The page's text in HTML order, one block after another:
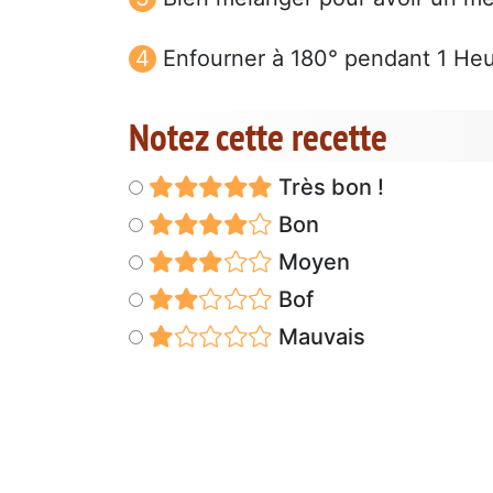
Enfourner à 180° pendant 1
Notez cette recette
Très bon !
Bon
Moyen
Bof
Mauvais